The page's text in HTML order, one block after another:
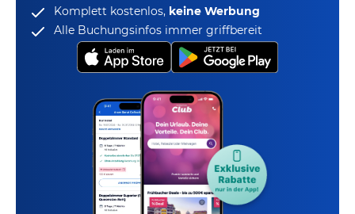
Komplett kostenlos, keine Werbung
Alle Buchungsinfos immer griffbereit